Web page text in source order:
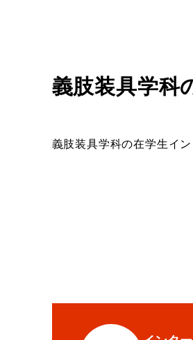
義肢装具学科
義肢装具学科の在学生イ